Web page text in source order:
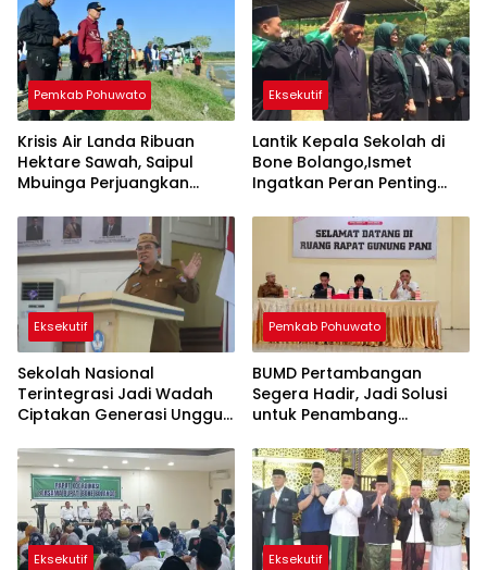
Pemkab Pohuwato
Krisis Air Landa Ribuan
Hektare Sawah, Saipul
Mbuinga Perjuangkan
Rupiah
Eksekutif
Lantik Kepala Sekolah di
Bone Bolango,Ismet
Ingatkan Peran Penting
Stunting
Eksekutif
Sekolah Nasional
Terintegrasi Jadi Wadah
Ciptakan Generasi Unggul
Pemkab Pohuwato
BUMD Pertambangan
Segera Hadir, Jadi Solusi
untuk Penambang
Eksekutif Eksekutif